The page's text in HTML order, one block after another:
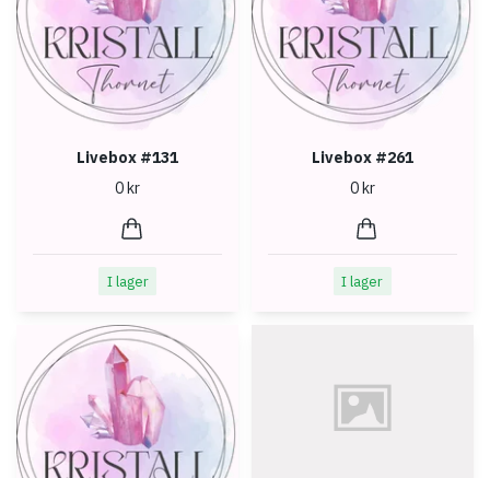
Livebox #131
0 kr
I lager
Livebox #261
0 kr
I lager